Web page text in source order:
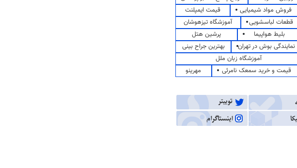
فروش مواد شیمیایی
قیمت ایمپلنت
قطعات لباسشویی
آموزشگاه تیزهوشان
بلیط هواپیما
پرشین هتل
نمایندگی بوش در تهران
بهترین جراح بینی
آموزشگاه زبان ملل
قیمت و خرید سمعک نامرئی
مهرینو